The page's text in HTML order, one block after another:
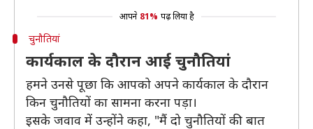
आपने 81% पढ़ लिया है
चुनौतियां
कार्यकाल के दौरान आई चुनौतियां
हमने उनसे पूछा कि आपको अपने कार्यकाल के दौरान
किन चुनौतियों का सामना करना पड़ा।
इसके जवाव में उन्होंने कहा, "मैं दो चुनौतियों की बात